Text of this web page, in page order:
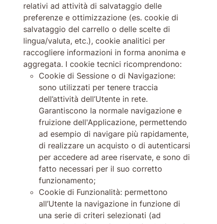
relativi ad attività di salvataggio delle
preferenze e ottimizzazione (es. cookie di
salvataggio del carrello o delle scelte di
lingua/valuta, etc.), cookie analitici per
raccogliere informazioni in forma anonima e
aggregata. I cookie tecnici ricomprendono:
Cookie di Sessione o di Navigazione:
sono utilizzati per tenere traccia
dell’attività dell’Utente in rete.
Garantiscono la normale navigazione e
fruizione dell'Applicazione, permettendo
ad esempio di navigare più rapidamente,
di realizzare un acquisto o di autenticarsi
per accedere ad aree riservate, e sono di
fatto necessari per il suo corretto
funzionamento;
Cookie di Funzionalità: permettono
all’Utente la navigazione in funzione di
una serie di criteri selezionati (ad